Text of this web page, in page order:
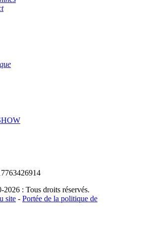
: Tous droits réservés.
site - Portée de la politique de